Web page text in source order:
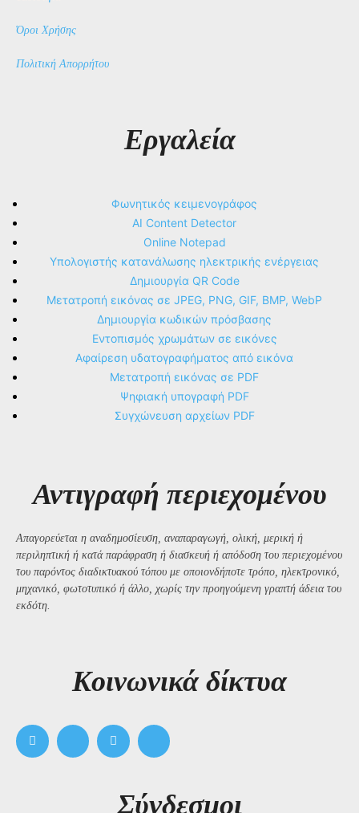
Όροι Χρήσης
Πολιτική Απορρήτου
Εργαλεία
Φωνητικός κειμενογράφος
AI Content Detector
Online Notepad
Υπολογιστής κατανάλωσης ηλεκτρικής ενέργειας
Δημιουργία QR Code
Μετατροπή εικόνας σε JPEG, PNG, GIF, BMP, WebP
Δημιουργία κωδικών πρόσβασης
Εντοπισμός χρωμάτων σε εικόνες
Αφαίρεση υδατογραφήματος από εικόνα
Μετατροπή εικόνας σε PDF
Ψηφιακή υπογραφή PDF
Συγχώνευση αρχείων PDF
Αντιγραφή περιεχομένου
Απαγορεύεται η αναδημοσίευση, αναπαραγωγή, ολική, μερική ή
περιληπτική ή κατά παράφραση ή διασκευή ή απόδοση του περιεχομένου
του παρόντος διαδικτυακού τόπου με οποιονδήποτε τρόπο, ηλεκτρονικό,
μηχανικό, φωτοτυπικό ή άλλο, χωρίς την προηγούμενη γραπτή άδεια του
εκδότη.
Kοινωνικά δίκτυα
Σύνδεσμοι